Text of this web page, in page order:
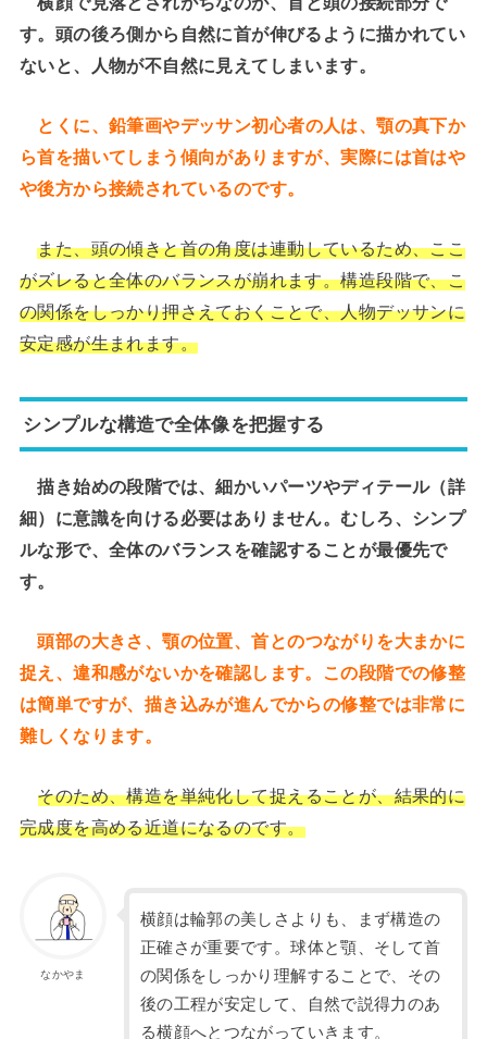
す。頭の後ろ側から自然に首が伸びるように描かれてい
ないと、人物が不自然に見えてしまいます。
とくに、鉛筆画やデッサン初心者の人は、顎の真下か
ら首を描いてしまう傾向がありますが、実際には首はや
や後方から接続されているのです。
また、頭の傾きと首の角度は連動しているため、ここ
がズレると全体のバランスが崩れます。構造段階で、こ
の関係をしっかり押さえておくことで、人物デッサンに
安定感が生まれます。
シンプルな構造で全体像を把握する
描き始めの段階では、細かいパーツやディテール（詳
細）に意識を向ける必要はありません。むしろ、シンプ
ルな形で、全体のバランスを確認することが最優先で
す。
頭部の大きさ、顎の位置、首とのつながりを大まかに
捉え、違和感がないかを確認します。この段階での修整
は簡単ですが、描き込みが進んでからの修整では非常に
難しくなります。
そのため、構造を単純化して捉えることが、結果的に
完成度を高める近道になるのです。
なかやま
横顔は輪郭の美しさよりも、まず構造の
正確さが重要です。球体と顎、そして首
の関係をしっかり理解することで、その
後の工程が安定して、自然で説得力のあ
る横顔へとつながっていきます。